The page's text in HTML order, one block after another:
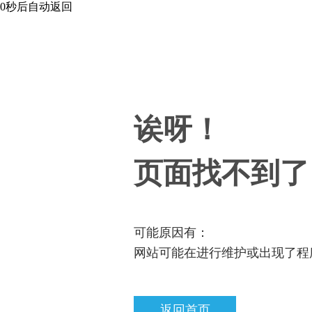
0秒后自动返回
诶呀！
页面找不到了
可能原因有：
网站可能在进行维护或出现了